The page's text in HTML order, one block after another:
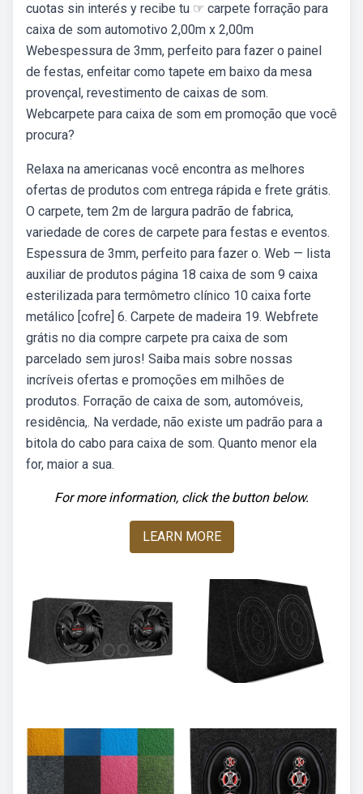
cuotas sin interés y recibe tu ☞ carpete forração para
caixa de som automotivo 2,00m x 2,00m
Webespessura de 3mm, perfeito para fazer o painel
de festas, enfeitar como tapete em baixo da mesa
provençal, revestimento de caixas de som.
Webcarpete para caixa de som em promoção que você
procura?
Relaxa na americanas você encontra as melhores
ofertas de produtos com entrega rápida e frete grátis.
O carpete, tem 2m de largura padrão de fabrica,
variedade de cores de carpete para festas e eventos.
Espessura de 3mm, perfeito para fazer o. Web — lista
auxiliar de produtos página 18 caixa de som 9 caixa
esterilizada para termômetro clínico 10 caixa forte
metálico [cofre] 6. Carpete de madeira 19. Webfrete
grátis no dia compre carpete pra caixa de som
parcelado sem juros! Saiba mais sobre nossas
incríveis ofertas e promoções em milhões de
produtos. Forração de caixa de som, automóveis,
residência,. Na verdade, não existe um padrão para a
bitola do cabo para caixa de som. Quanto menor ela
for, maior a sua.
For more information, click the button below.
LEARN MORE